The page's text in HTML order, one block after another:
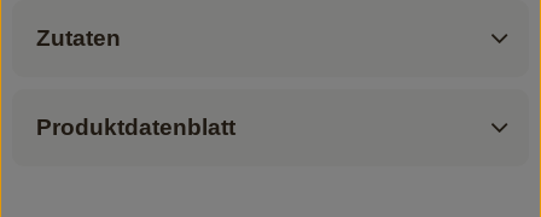
Zutaten
Produktdatenblatt